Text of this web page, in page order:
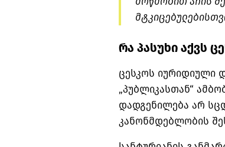
რა პასუხი აქვს
ცესკოს იურიდიული
„პუბლიკასთან“
დადგენილება არ
კანონმდებლობის